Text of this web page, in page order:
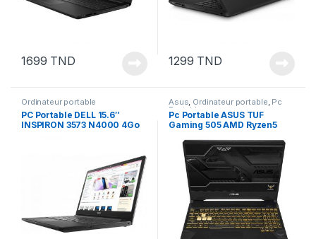
1699 TND 1299 TND
Ordinateur portable
PC Portable DELL 15.6″
INSPIRON 3573 N4000 4Go
Asus, Ordinateur portable, Pc
Portable
Pc Portable ASUS TUF
Gaming 505 AMD Ryzen5
GeForce GTX 1650 4Go Noir